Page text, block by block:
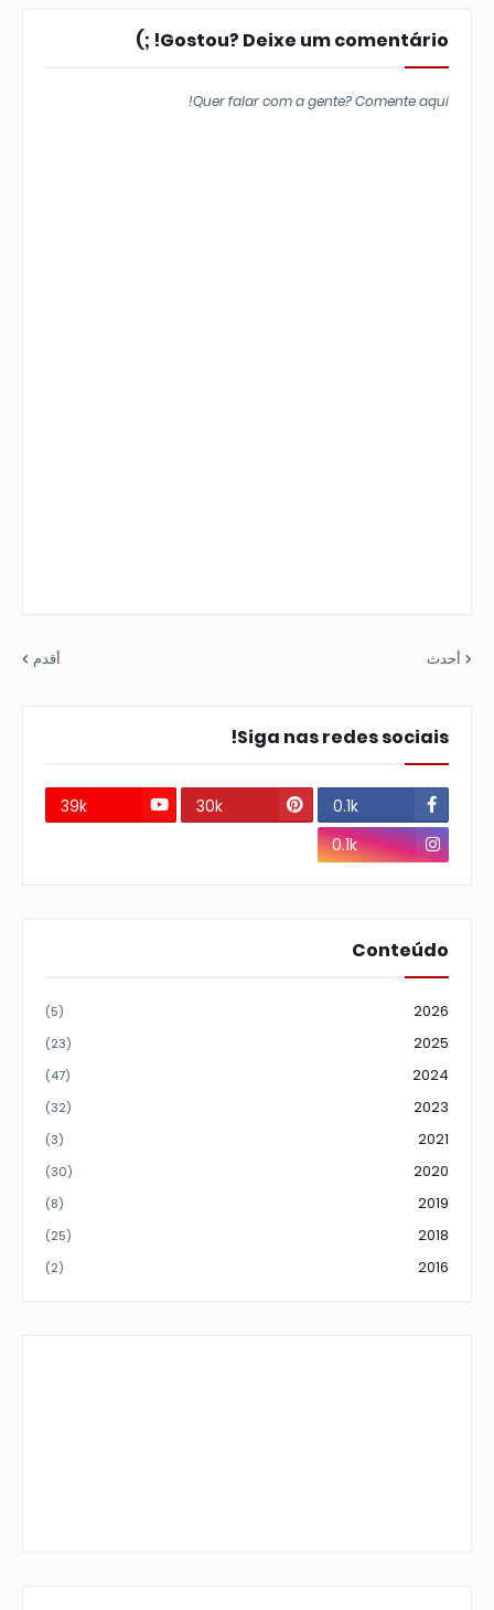
Gostou? Deixe um comentário! ;)
Quer falar com a gente? Comente aqui!
أحدث أقدم
Siga nas redes sociais!
0.1k
30k
39k
0.1k
Conteúdo
2026
(5)
2025
(23)
2024
(47)
2023
(32)
2021
(3)
2020
(30)
2019
(8)
2018
(25)
2016
(2)